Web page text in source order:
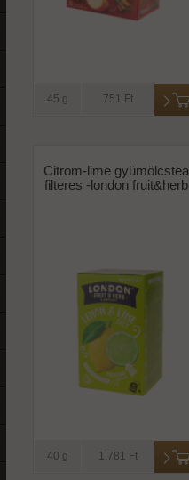
45 g 751 Ft
Citrom-lime gyümölcstea
filteres -london fruit&herb
40 g 1.781 Ft